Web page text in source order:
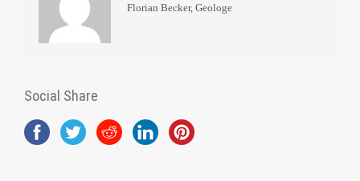
Florian Becker, Geologe
Social Share